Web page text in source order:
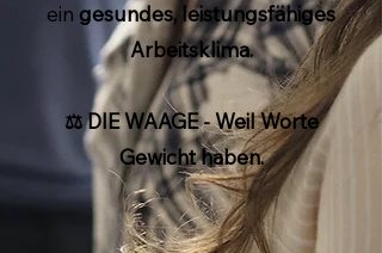
ein gesundes, leistungsfähiges
Arbeitsklima.
⚖️ DIE WAAGE - Weil Worte
Gewicht haben.​